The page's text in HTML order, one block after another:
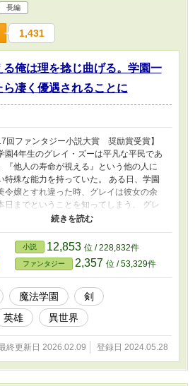
長編
1,431
俺は理を捻じ曲げる。学園一
凄く優遇されることに
回ファンタジー小説大賞 奨励賞受賞】
園4年生のグレイ・ズーは平凡な平民であ
『他人の寿命が視える』という他の人に
特殊な能力を持っていた。 ある日、学園
令嬢とすれ違った時、グレイは彼女の余
日までということを知ってしまう。 グレ
分の特殊能力によって過去に周りから気
られ、迫害されるということを経験して
めひたすら隠してきたのだが、 「・・・
からには黙っていられないよな」 と何と
うと行動を開始する。 そのことが切っ掛
レイの生活が一変していくのであった。
稿サイトでも掲載してます。 ※表紙の絵
生成したものであり、著作権に関する最
責任は負いかねます。
小説 12,853 位 / 228,832件
ファンタジー 2,357 位 / 53,329件
魔法学園
剣
英雄 異世界
終更新日 2026.02.09 登録日 2024.05.28